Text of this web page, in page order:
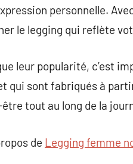
personnelle.
le legging qui reflète
leur popularité, c’est
qui sont fabriqués à
tout au long de la
de Legging femme